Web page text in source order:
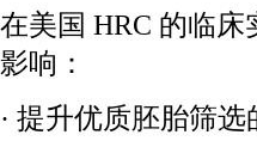
在美国 HRC 的临床
影响：
· 提升优质胚胎筛选